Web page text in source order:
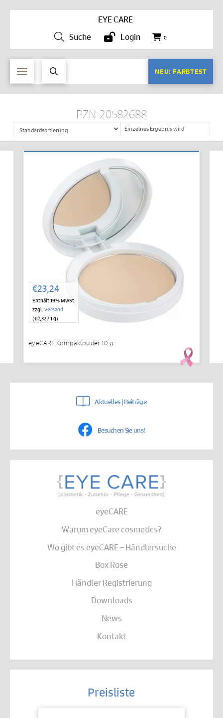
EYE CARE
Suche
Login 0
NEU: FARBTEST
PZN-20582688
Einzelnes Ergebnis wird
angezeigt
€23,24
Enthält 19% MwSt.
zzgl. Versand
(€2,32/ 1 g)
eyeCARE Kompaktpuder 10 g
Aktuelles | Beiträge
Besuchen Sie uns!
eyeCARE
Warum eyeCare cosmetics?
Wo gibt es eyeCARE – Händlersuche
Box Rose
Händler Registrierung
Downloads
News
Kontakt
Preisliste